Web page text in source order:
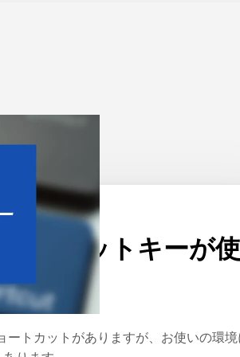
2023/06/29
トカットキーが
ートカットがありますが、お使いの環